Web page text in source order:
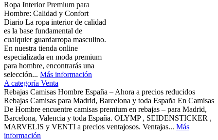
Ropa Interior Premium para
Hombre: Calidad y Confort
Diario La ropa interior de calidad
es la base fundamental de
cualquier guardarropa masculino.
En nuestra tienda online
especializada en moda premium
para hombre, encontrarás una
selección... Más información
A categoría Venta
Rebajas Camisas Hombre España – Ahora a precios reducidos
Rebajas Camisas para Madrid, Barcelona y toda España En Camisas
De Hombre encuentre camisas premium en rebajas – para Madrid,
Barcelona, Valencia y toda España. OLYMP , SEIDENSTICKER ,
MARVELIS y VENTI a precios ventajosos. Ventajas... Más
información